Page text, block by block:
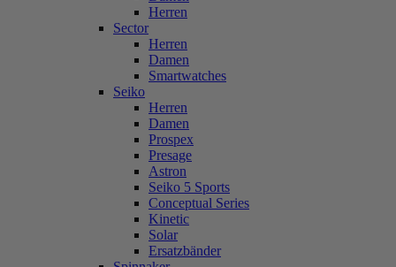
Herren
Sector
Herren
Damen
Smartwatches
Seiko
Herren
Damen
Prospex
Presage
Astron
Seiko 5 Sports
Conceptual Series
Kinetic
Solar
Ersatzbänder